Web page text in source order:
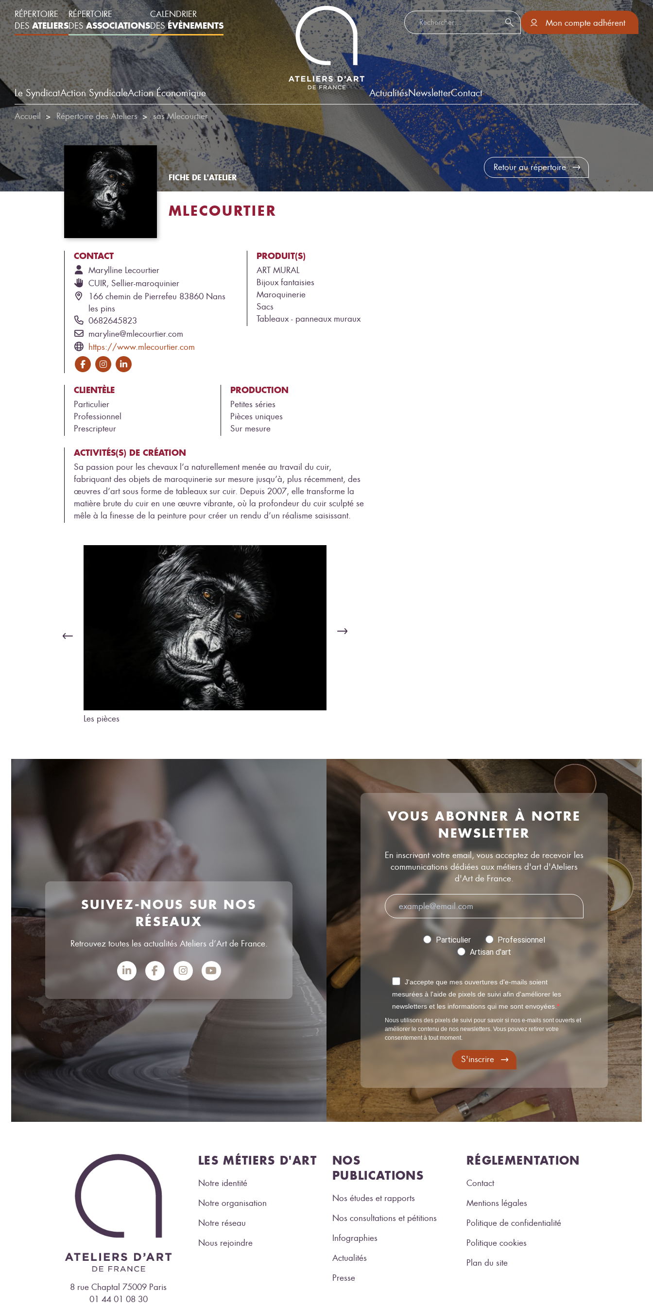
RÉPERTOIRE
DESATELIERS
RÉPERTOIRE
DESASSOCIATIONS
CALENDRIER
DESÉVÈNEMENTS
Le SyndicatAction SyndicaleAction Économique
Rechercher :
Mon compte adhérent
ActualitésNewsletterContact
Accueil Répertoire des Ateliers sas Mlecourtier
FICHE DE L'ATELIER
MLECOURTIER
CONTACT
Marylline Lecourtier
CUIR, Sellier-maroquinier
166 chemin de Pierrefeu 83860 Nans
les pins
0682645823
maryline@mlecourtier.com
https://www.mlecourtier.com
PRODUIT(S)
ART MURAL
Bijoux fantaisies
Maroquinerie
Sacs
Tableaux - panneaux muraux
CLIENTÈLE
Particulier
Professionnel
Prescripteur
PRODUCTION
Petites séries
Pièces uniques
Sur mesure
ACTIVITÉS(S) DE CRÉATION
Sa passion pour les chevaux l’a naturellement menée au travail du cuir,
fabriquant des objets de maroquinerie sur mesure jusqu’à, plus récemment, des
œuvres d’art sous forme de tableaux sur cuir. Depuis 2007, elle transforme la
matière brute du cuir en une œuvre vibrante, où la profondeur du cuir sculpté se
mêle à la finesse de la peinture pour créer un rendu d’un réalisme saisissant.
Les pièces
Retour au répertoire
SUIVEZ-NOUS SUR NOS
RÉSEAUX
Retrouvez toutes les actualités Ateliers d’Art de France.
VOUS ABONNER À NOTRE
NEWSLETTER
En inscrivant votre email, vous acceptez de recevoir les
communications dédiées aux métiers d'art d'Ateliers
d'Art de France.
Particulier
Professionnel
Artisan d'art
J'accepte que mes ouvertures d'e-mails soient
mesurées à l'aide de pixels de suivi afin d'améliorer les
newsletters et les informations qui me sont envoyées.
Nous utilisons des pixels de suivi pour savoir si nos e-mails sont ouverts et
améliorer le contenu de nos newsletters. Vous pouvez retirer votre
consentement à tout moment.
S'inscrire
8 rue Chaptal 75009 Paris
01 44 01 08 30
LES MÉTIERS D'ART
Notre identité
Notre organisation
Notre réseau
Nous rejoindre
NOS
PUBLICATIONS
Nos études et rapports
Nos consultations et pétitions
Infographies
Actualités
Presse
RÉGLEMENTATION
Contact
Mentions légales
Politique de confidentialité
Politique cookies
Plan du site